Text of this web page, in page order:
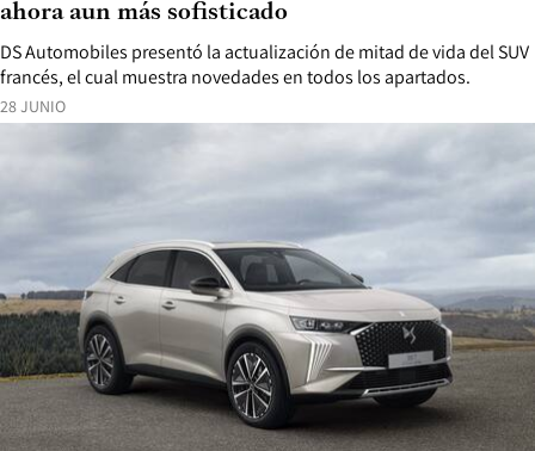
28 JUNIO
DS Automobiles presentó la actualización de mitad de vida del SUV
francés, el cual muestra novedades en todos los apartados.
ahora aun más sofisticado